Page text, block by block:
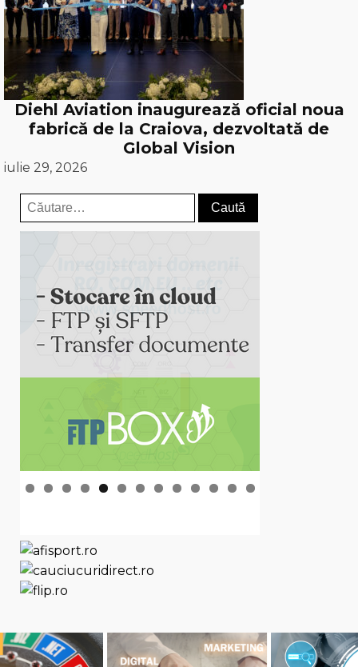
Diehl Aviation inaugurează oficial noua
fabrică de la Craiova, dezvoltată de
Global Vision
iulie 29, 2026
Caută
după: